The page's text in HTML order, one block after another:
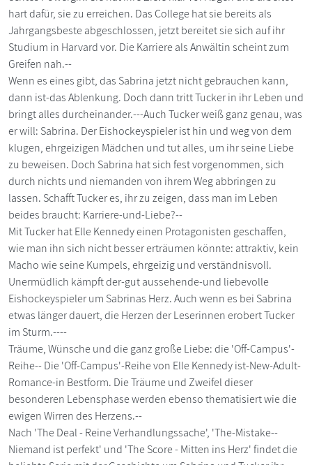
hart dafür, sie zu erreichen. Das College hat sie bereits als
Jahrgangsbeste abgeschlossen, jetzt bereitet sie sich auf ihr
Studium in Harvard vor. Die Karriere als Anwältin scheint zum
Greifen nah.--
Wenn es eines gibt, das Sabrina jetzt nicht gebrauchen kann,
dann ist-das Ablenkung. Doch dann tritt Tucker in ihr Leben und
bringt alles durcheinander.---Auch Tucker weiß ganz genau, was
er will: Sabrina. Der Eishockeyspieler ist hin und weg von dem
klugen, ehrgeizigen Mädchen und tut alles, um ihr seine Liebe
zu beweisen. Doch Sabrina hat sich fest vorgenommen, sich
durch nichts und niemanden von ihrem Weg abbringen zu
lassen. Schafft Tucker es, ihr zu zeigen, dass man im Leben
beides braucht: Karriere-und-Liebe?--
Mit Tucker hat Elle Kennedy einen Protagonisten geschaffen,
wie man ihn sich nicht besser erträumen könnte: attraktiv, kein
Macho wie seine Kumpels, ehrgeizig und verständnisvoll.
Unermüdlich kämpft der-gut aussehende-und liebevolle
Eishockeyspieler um Sabrinas Herz. Auch wenn es bei Sabrina
etwas länger dauert, die Herzen der Leserinnen erobert Tucker
im Sturm.----
Träume, Wünsche und die ganz große Liebe: die 'Off-Campus'-
Reihe-- Die 'Off-Campus'-Reihe von Elle Kennedy ist-New-Adult-
Romance-in Bestform. Die Träume und Zweifel dieser
besonderen Lebensphase werden ebenso thematisiert wie die
ewigen Wirren des Herzens.--
Nach 'The Deal - Reine Verhandlungssache', 'The-Mistake--
Niemand ist perfekt' und 'The Score - Mitten ins Herz' findet die